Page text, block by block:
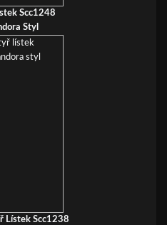
Scc1248
Styl
Lístek Scc1238